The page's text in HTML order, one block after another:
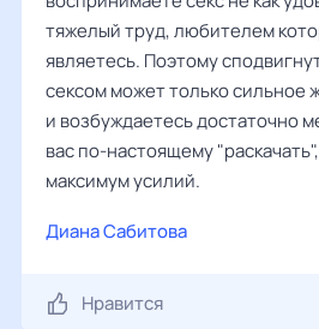
тяжелый труд, любителем
являетесь. Поэтому
сексом может только сильное
и возбуждаетесь достаточно
вас по-настоящему
максимум усилий.
Диана Сабитова
Нравится